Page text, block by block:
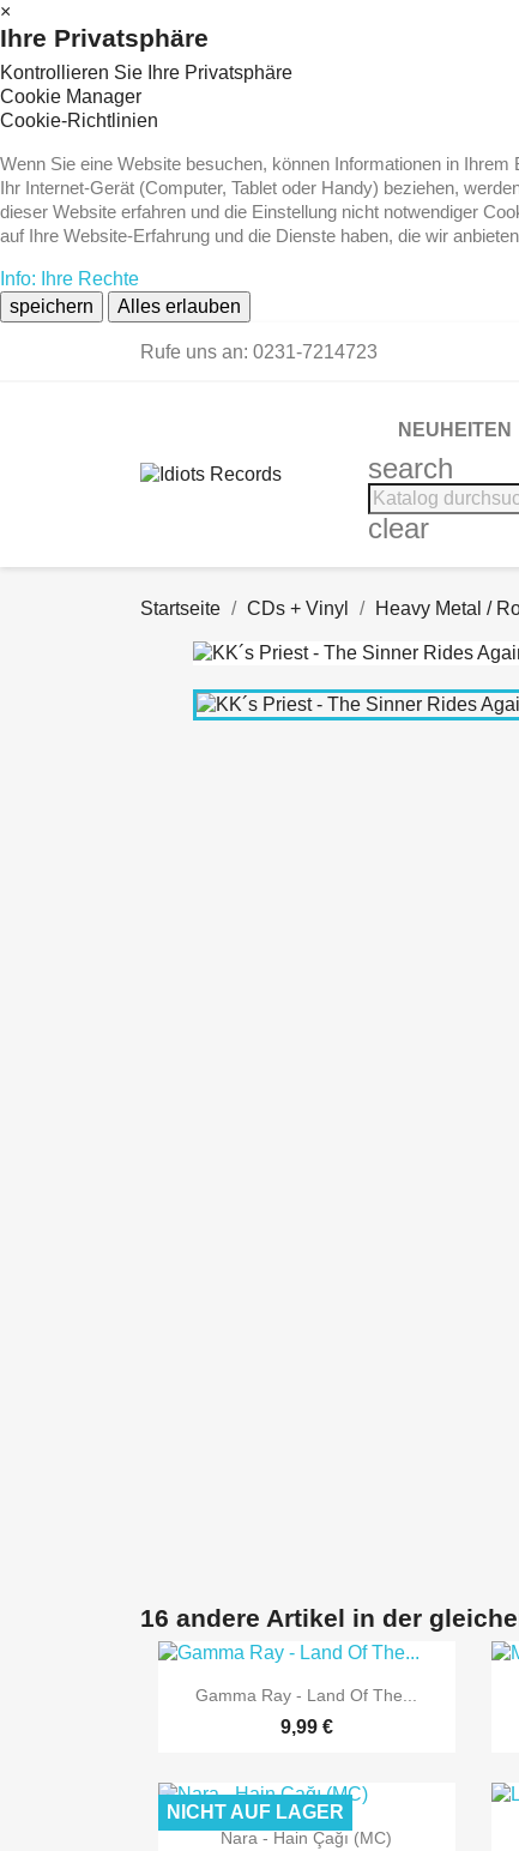
×
Ihre Privatsphäre
Kontrollieren Sie Ihre Privatsphäre
Cookie Manager
Cookie-Richtlinien
Wenn Sie eine Website besuchen, können Informationen in
Ihr Internet-Gerät (Computer, Tablet oder Handy) beziehen,
dieser Website erfahren und die Einstellung nicht notwendiger
auf Ihre Website-Erfahrung und die Dienste haben, die wir
Info: Ihre Rechte
speichern
Alles erlauben
Rufe uns an: 0231-7214723
NEUHEITEN
search
clear
Startseite CDs + Vinyl Heavy Metal /
16 andere Artikel in der
 Vorschau
Gamma Ray - Land Of The...
9,99 €
 Vorschau
Nara - Hain Çağı (MC)
NICHT AUF LAGER